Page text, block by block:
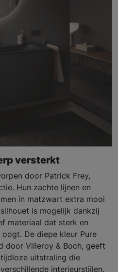
versterkt
door Patrick Frey,
Hun zachte lijnen en
in matzwart extra mooi
is mogelijk dankzij
materiaal dat sterk en
De diepe kleur Pure
door Villeroy & Boch, geeft
uitstraling die
interieurstijlen.